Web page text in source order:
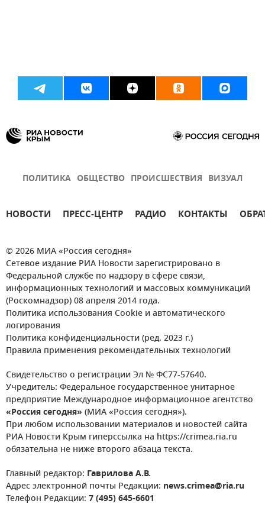
ПОЛИТИКА ОБЩЕСТВО ПРОИСШЕСТВИЯ ВИЗУАЛ
НОВОСТИ ПРЕСС-ЦЕНТР РАДИО КОНТАКТЫ
© 2026 МИА «Россия сегодня»
Сетевое издание РИА Новости зарегистрировано в
Федеральной службе по надзору в сфере связи,
информационных технологий и массовых коммуникаций
(Роскомнадзор) 08 апреля 2014 года.
Политика использования Cookie и автоматического
логирования
Политика конфиденциальности (ред. 2023 г.)
Правила применения рекомендательных технологий
Свидетельство о регистрации Эл № ФС77-57640.
Учредитель: Федеральное государственное унитарное
предприятие Международное информационное агентство
«Россия сегодня» (МИА «Россия сегодня»).
При любом использовании материалов и новостей сайта
РИА Новости Крым гиперссылка на https://crimea.ria.ru
обязательна не ниже второго абзаца текста.
Главный редактор: Гаврилова А.В.
Адрес электронной почты Редакции: news.crimea@ria.ru
Телефон Редакции: 7 (495) 645-6601